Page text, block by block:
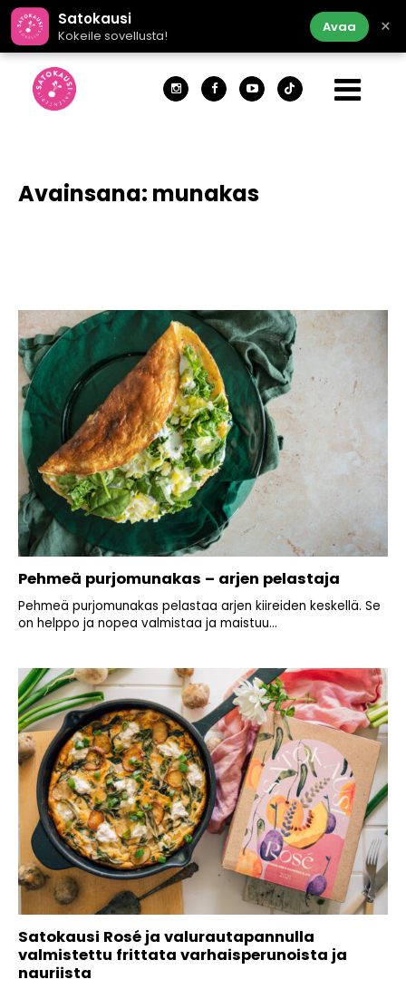
Satokausi
Kokeile sovellusta!
Avaa ×
Avainsana: munakas
Pehmeä purjomunakas – arjen pelastaja
Pehmeä purjomunakas pelastaa arjen kiireiden keskellä. Se
on helppo ja nopea valmistaa ja maistuu...
Satokausi Rosé ja valurautapannulla
valmistettu frittata varhaisperunoista ja
nauriista